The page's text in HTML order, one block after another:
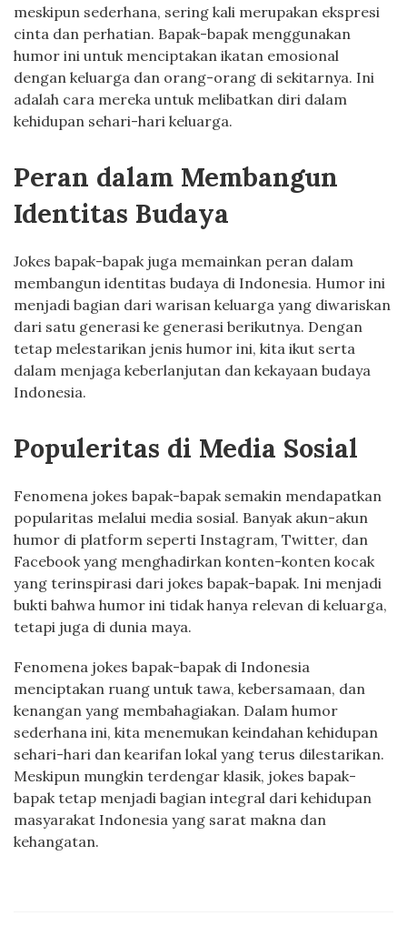
meskipun sederhana, sering kali merupakan ekspresi
cinta dan perhatian. Bapak-bapak menggunakan
humor ini untuk menciptakan ikatan emosional
dengan keluarga dan orang-orang di sekitarnya. Ini
adalah cara mereka untuk melibatkan diri dalam
kehidupan sehari-hari keluarga.
Peran dalam Membangun
Identitas Budaya
Jokes bapak-bapak juga memainkan peran dalam
membangun identitas budaya di Indonesia. Humor ini
menjadi bagian dari warisan keluarga yang diwariskan
dari satu generasi ke generasi berikutnya. Dengan
tetap melestarikan jenis humor ini, kita ikut serta
dalam menjaga keberlanjutan dan kekayaan budaya
Indonesia.
Populeritas di Media Sosial
Fenomena jokes bapak-bapak semakin mendapatkan
popularitas melalui media sosial. Banyak akun-akun
humor di platform seperti Instagram, Twitter, dan
Facebook yang menghadirkan konten-konten kocak
yang terinspirasi dari jokes bapak-bapak. Ini menjadi
bukti bahwa humor ini tidak hanya relevan di keluarga,
tetapi juga di dunia maya.
Fenomena jokes bapak-bapak di Indonesia
menciptakan ruang untuk tawa, kebersamaan, dan
kenangan yang membahagiakan. Dalam humor
sederhana ini, kita menemukan keindahan kehidupan
sehari-hari dan kearifan lokal yang terus dilestarikan.
Meskipun mungkin terdengar klasik, jokes bapak-
bapak tetap menjadi bagian integral dari kehidupan
masyarakat Indonesia yang sarat makna dan
kehangatan.